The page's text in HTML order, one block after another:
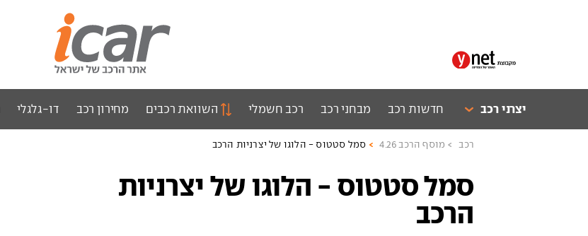
יצרני רכב חדשות רכב מבחני רכב רכב חשמלי השוואת רכבים מחירון רכב דו-גלגלי
רכב מוסף הרכב 4.26 סמל סטטוס - הלוגו של יצרניות הרכב
סמל סטטוס - הלוגו של יצרניות
הרכב